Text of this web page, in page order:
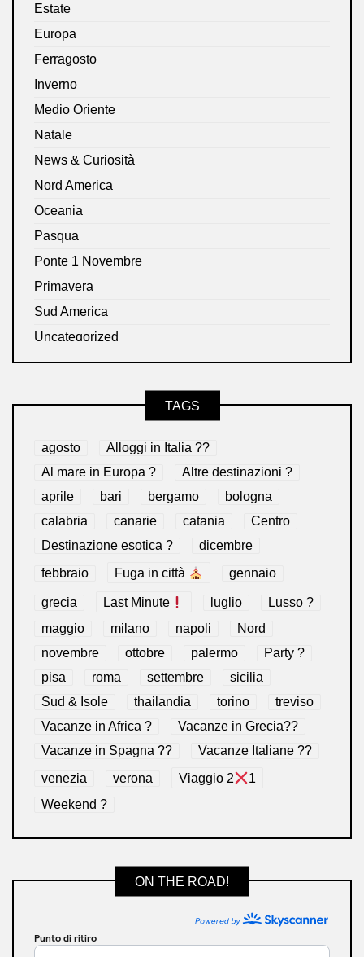
Estate
Europa
Ferragosto
Inverno
Medio Oriente
Natale
News & Curiosità
Nord America
Oceania
Pasqua
Ponte 1 Novembre
Primavera
Sud America
Uncategorized
TAGS
agosto
Alloggi in Italia ??
Al mare in Europa ?️
Altre destinazioni ?
aprile
bari bergamo
bologna
calabria
canarie catania
Centro
Destinazione esotica ?
dicembre
febbraio Fuga in città gennaio
grecia Last Minute luglio
Lusso ?
maggio
milano napoli
Nord
novembre
ottobre palermo
Party ?
pisa
roma settembre
sicilia
Sud & Isole
thailandia torino
treviso
Vacanze in Africa ?
Vacanze in Grecia??
Vacanze in Spagna ??
Vacanze Italiane ??
venezia verona Viaggio 2
1
Weekend ?
ON THE ROAD!